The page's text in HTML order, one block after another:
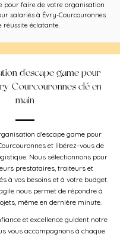
pour faire de votre organisation
salariés à Évry-Courcouronnes
réussite éclatante.
d'escape game pour
Courcouronnes clé en
main
d'escape game pour
et libérez-vous de
Nous sélectionnons pour
prestataires, traiteurs et
à vos besoins et à votre budget.
nous permet de répondre à
même en dernière minute.
et excellence guident notre
vous accompagnons à chaque